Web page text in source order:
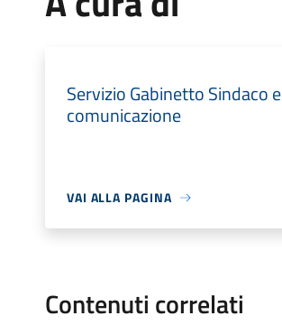
Servizio Gabinetto Sindaco e
comunicazione
VAI ALLA PAGINA
Contenuti correlati